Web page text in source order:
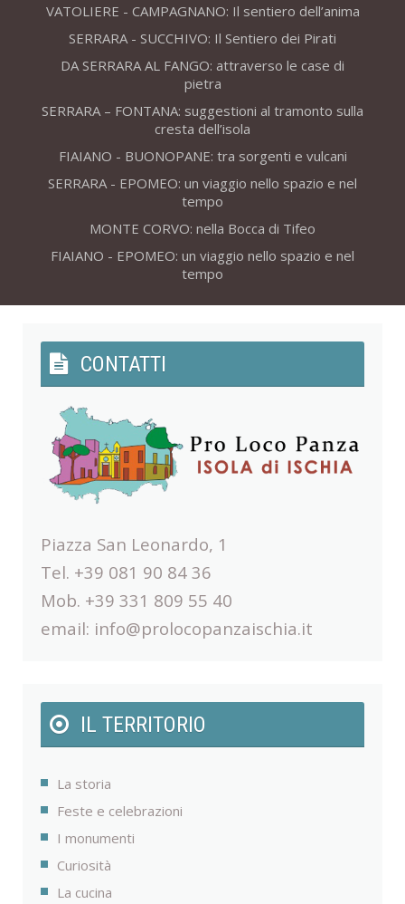
VATOLIERE - CAMPAGNANO: Il sentiero dell’anima
SERRARA - SUCCHIVO: Il Sentiero dei Pirati
DA SERRARA AL FANGO: attraverso le case di
pietra
SERRARA – FONTANA: suggestioni al tramonto sulla
cresta dell’isola
FIAIANO - BUONOPANE: tra sorgenti e vulcani
SERRARA - EPOMEO: un viaggio nello spazio e nel
tempo
MONTE CORVO: nella Bocca di Tifeo
FIAIANO - EPOMEO: un viaggio nello spazio e nel
tempo
CONTATTI
Piazza San Leonardo, 1
Tel. +39 081 90 84 36
Mob. +39 331 809 55 40
email: info@prolocopanzaischia.it
IL TERRITORIO
La storia
Feste e celebrazioni
I monumenti
Curiosità
La cucina